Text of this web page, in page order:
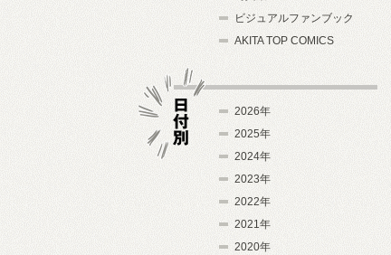
ビジュアルファンブック
AKITA TOP COMICS
2026年
2025年
2024年
2023年
2022年
2021年
2020年